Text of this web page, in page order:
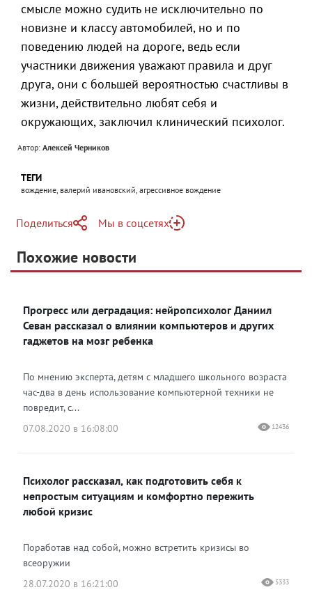
смысле можно судить не исключительно по
новизне и классу автомобилей, но и по
поведению людей на дороге, ведь если
участники движения уважают правила и друг
друга, они с большей вероятностью счастливы в
жизни, действительно любят себя и
окружающих, заключил клинический психолог.
Автор: Алексей Черников
ТЕГИ
вождение, валерий ивановский, агрессивное вождение
Поделиться
Telegram
Одноклассники
Мы в соцсетях
Яндекс Дзен
Похожие новости
Прогресс или деградация: нейропсихолог Даниил
Севан рассказал о влиянии компьютеров и других
гаджетов на мозг ребенка
По мнению эксперта, детям с младшего школьного возраста
час-два в день использование компьютерной техники не
повредит, с...
07.08.2020 в 16:08:00
12436
Психолог рассказал, как подготовить себя к
непростым ситуациям и комфортно пережить
любой кризис
Поработав над собой, можно встретить кризисы во
всеоружии
28.07.2020 в 16:21:00
5333